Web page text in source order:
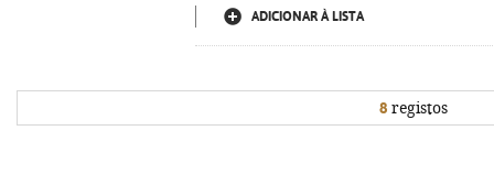
ADICIONAR À LISTA
8 registos